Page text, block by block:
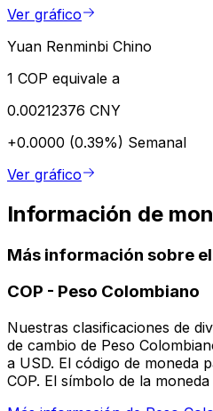
Ver gráfico
Yuan Renminbi Chino
1 COP equivale a
0.00212376 CNY
+0.0000 (0.39%) Semanal
Ver gráfico
Información de
Más información sobre el
COP - Peso Colombiano
Nuestras clasificaciones de
de cambio de Peso
a USD. El código de moneda
COP. El símbolo de la